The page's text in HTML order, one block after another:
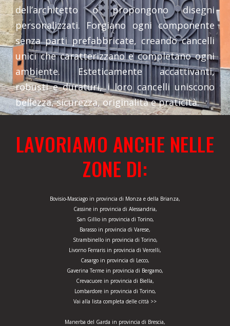
dell’architetto o propongono disegni
personalizzati. Forgiano ogni componente
senza parti prefabbricate, creando cancelli
unici che caratterizzano e completano ogni
ambiente. Esteticamente accattivanti,
robusti e duraturi, i loro cancelli uniscono
bellezza, sicurezza, originalità e praticità.
LAVORIAMO ANCHE NELLE
ZONE DI:
Bovisio-Masciago in provincia di Monza e della Brianza,
Cassine in provincia di Alessandria,
San Gillio in provincia di Torino,
Barasso in provincia di Varese,
Strambinello in provincia di Torino,
Livorno Ferraris in provincia di Vercelli,
Casargo in provincia di Lecco,
Gaverina Terme in provincia di Bergamo,
Crevacuore in provincia di Biella,
Lombardore in provincia di Torino,
Vai alla lista completa delle città >>
Manerba del Garda in provincia di Brescia,